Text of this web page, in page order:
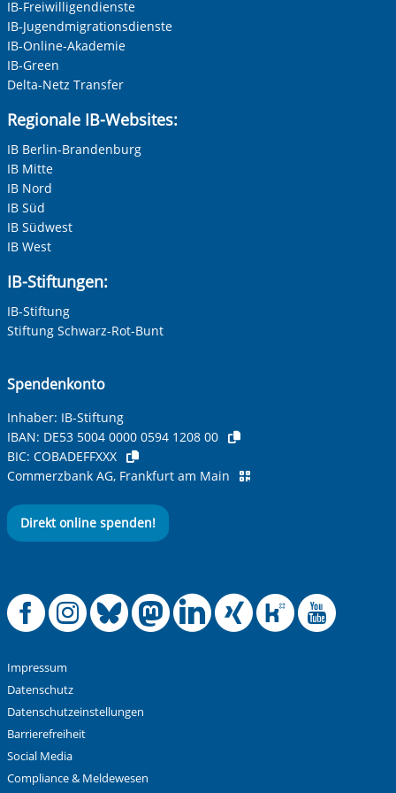
FSJ-Einsatzstelle werden
IB-Freiwilligendienste
IB-Jugendmigrationsdienste
IB-Online-Akademie
IB-Green
Delta-Netz Transfer
Regionale IB-Websites:
IB Berlin-Brandenburg
IB Mitte
IB Nord
IB Süd
IB Südwest
IB West
IB-Stiftungen:
IB-Stiftung
Stiftung Schwarz-Rot-Bunt
Spendenkonto
Inhaber: IB-Stiftung
IBAN: DE53 5004 0000 0594 1208 00
BIC: COBADEFFXXX
Commerzbank AG, Frankfurt am Main
Direkt online spenden!
Offizielle
Offizielle
Offizielle
Offizielle
Offizielle
Impressum
Datenschutz
Datenschutzeinstellungen
Barrierefreiheit
Social Media
Compliance & Meldewesen